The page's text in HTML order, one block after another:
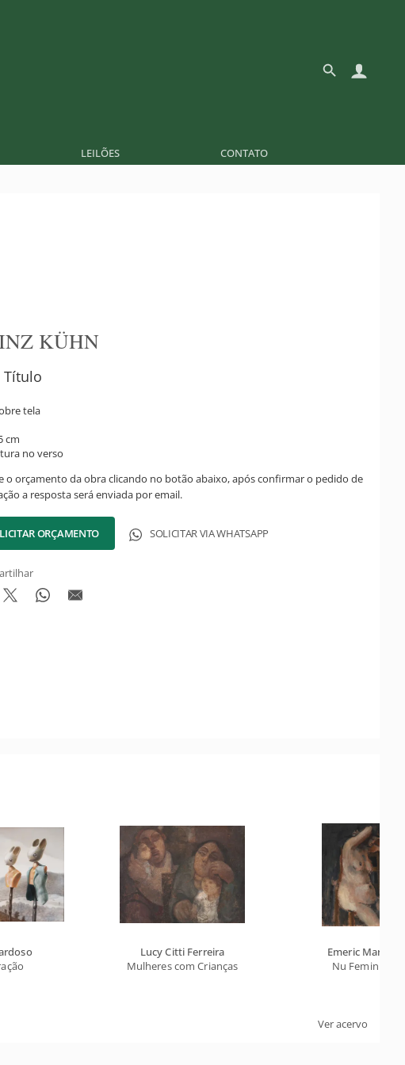
LEILÕES CONTATO
KÜHN
Título
tela
cm
no verso
o orçamento da obra clicando no botão abaixo, após confirmar o pedido de
a resposta será enviada por email.
ORÇAMENTO SOLICITAR VIA WHATSAPP
Lucy Citti Ferreira
Mulheres com Crianças
Emeric Marcier
Nu Feminino
Ver acervo